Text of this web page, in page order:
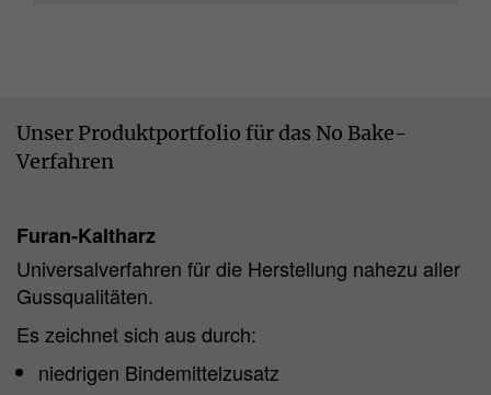
Unser Produktportfolio für das No Bake-
Verfahren
Furan-Kaltharz
Universalverfahren für die Herstellung nahezu aller
Gussqualitäten.
Es zeichnet sich aus durch:
niedrigen Bindemittelzusatz